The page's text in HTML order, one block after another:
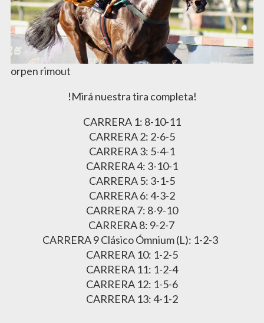
orpen rimout
!Mirá nuestra tira completa!
CARRERA 1: 8-10-11
CARRERA 2: 2-6-5
CARRERA 3: 5-4-1
CARRERA 4: 3-10-1
CARRERA 5: 3-1-5
CARRERA 6: 4-3-2
CARRERA 7: 8-9-10
CARRERA 8: 9-2-7
CARRERA 9 Clásico Ómnium (L): 1-2-3
CARRERA 10: 1-2-5
CARRERA 11: 1-2-4
CARRERA 12: 1-5-6
CARRERA 13: 4-1-2